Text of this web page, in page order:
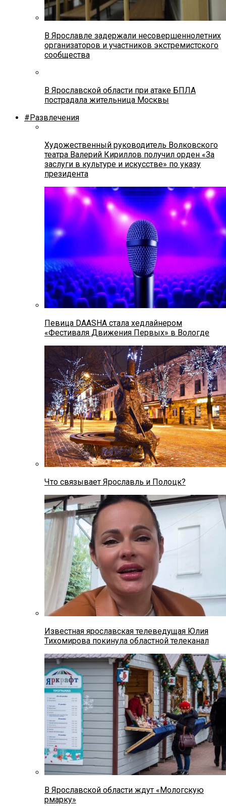
В Ярославле задержали несовершеннолетних
организаторов и участников экстремистского
сообщества
В Ярославской области при атаке БПЛА
пострадала жительница Москвы
#Развлечения
Художественный руководитель Волковского
театра Валерий Кириллов получил орден «За
заслуги в культуре и искусстве» по указу
президента
Певица DAASHA стала хедлайнером
«Фестиваля Движения Первых» в Вологде
Что связывает Ярославль и Полоцк?
Известная ярославская телеведущая Юлия
Тихомирова покинула областной телеканал
В Ярославской области ждут «Мологскую
рмарку»